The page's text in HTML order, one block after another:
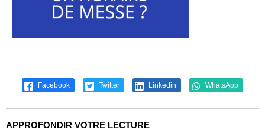
Facebook Twitter Linkedin WhatsApp
APPROFONDIR VOTRE LECTURE